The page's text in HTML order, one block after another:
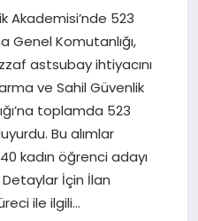
Akademisi’nde 523
Genel Komutanlığı,
astsubay ihtiyacını
ve Sahil Güvenlik
toplamda 523
Bu alımlar
kadın öğrenci adayı
İçin İlan
ile ilgili…